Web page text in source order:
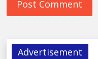
Advertisement